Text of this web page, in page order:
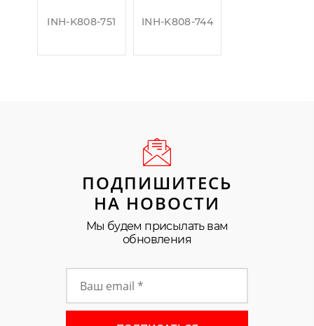
INH-K808-751 INH-K808-744
ПОДПИШИТЕСЬ
НА НОВОСТИ
Мы будем присылать вам
обновления